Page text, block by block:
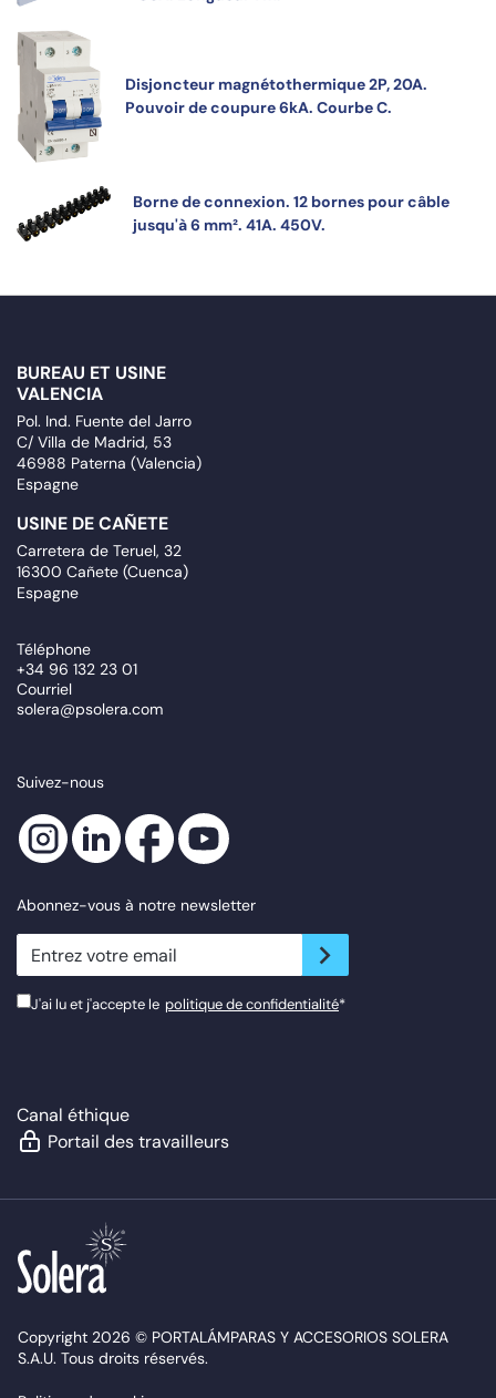
Disjoncteur magnétothermique 2P, 20A.
Pouvoir de coupure 6kA. Courbe C.
Borne de connexion. 12 bornes pour câble
jusqu'à 6 mm². 41A. 450V.
BUREAU ET USINE
VALENCIA
Pol. Ind. Fuente del Jarro
C/ Villa de Madrid, 53
46988 Paterna (Valencia)
Espagne
USINE DE CAÑETE
Carretera de Teruel, 32
16300 Cañete (Cuenca)
Espagne
Téléphone
+34 96 132 23 01
Courriel
solera@psolera.com
Suivez-nous
Abonnez-vous à notre newsletter
newsletter.suscribe
J'ai lu et j'accepte le politique de confidentialité*
Canal éthique
Portail des travailleurs
Copyright 2026 © PORTALÁMPARAS Y ACCESORIOS SOLERA
S.A.U. Tous droits réservés.